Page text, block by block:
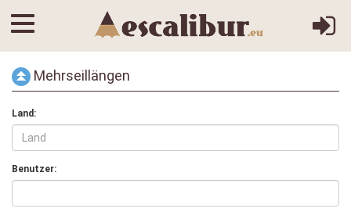
Mehrseillängen
Land:
Benutzer: